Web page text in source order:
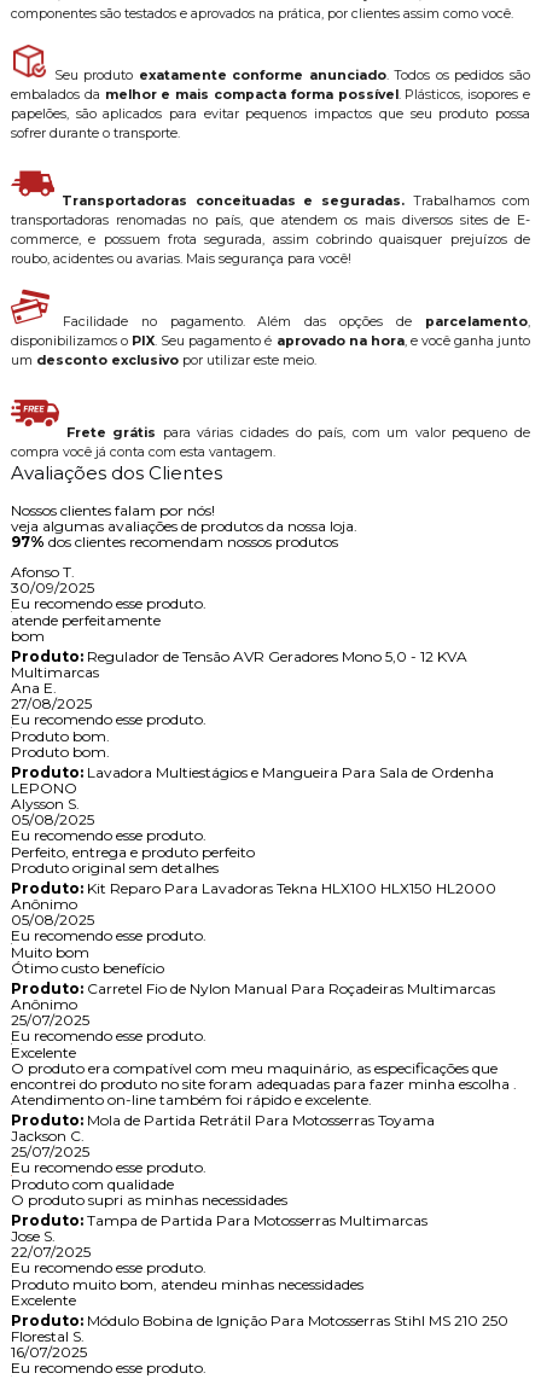
componentes são testados e aprovados na prática, por clientes assim como você.
Seu produto exatamente conforme anunciado. Todos os pedidos são
embalados da melhor e mais compacta forma possível . Plásticos, isopores e
papelões, são aplicados para evitar pequenos impactos que seu produto possa
sofrer durante o transporte.
Transportadoras conceituadas e seguradas. Trabalhamos com
transportadoras renomadas no país, que atendem os mais diversos sites de E-
commerce, e possuem frota segurada, assim cobrindo quaisquer prejuízos de
roubo, acidentes ou avarias. Mais segurança para você!
Facilidade no pagamento. Além das opções de parcelamento,
disponibilizamos o PIX. Seu pagamento é aprovado na hora, e você ganha junto
um desconto exclusivopor utilizar este meio.
Frete grátis para várias cidades do país, com um valor pequeno de
compra você já conta com esta vantagem.
Avaliações dos Clientes
Nossos clientes falam por nós!
veja algumas avaliações de produtos da nossa loja.
97% dos clientes recomendam nossos produtos
Afonso T.
30/09/2025
Eu recomendo esse produto.
atende perfeitamente
bom
Produto:Regulador de Tensão AVR Geradores Mono 5,0 - 12 KVA
Multimarcas
Ana E.
27/08/2025
Eu recomendo esse produto.
Produto bom.
Produto bom.
Produto:Lavadora Multiestágios e Mangueira Para Sala de Ordenha
LEPONO
Alysson S.
05/08/2025
Eu recomendo esse produto.
Perfeito, entrega e produto perfeito
Produto original sem detalhes
Produto:Kit Reparo Para Lavadoras Tekna HLX100 HLX150 HL2000
Anônimo
05/08/2025
Eu recomendo esse produto.
Muito bom
Ótimo custo benefício
Produto:Carretel Fio de Nylon Manual Para Roçadeiras Multimarcas
Anônimo
25/07/2025
Eu recomendo esse produto.
Excelente
O produto era compatível com meu maquinário, as especificações que
encontrei do produto no site foram adequadas para fazer minha escolha .
Atendimento on-line também foi rápido e excelente.
Produto:Mola de Partida Retrátil Para Motosserras Toyama
Jackson C.
25/07/2025
Eu recomendo esse produto.
Produto com qualidade
O produto supri as minhas necessidades
Produto:Tampa de Partida Para Motosserras Multimarcas
Jose S.
22/07/2025
Eu recomendo esse produto.
Produto muito bom, atendeu minhas necessidades
Excelente
Produto:Módulo Bobina de Ignição Para Motosserras Stihl MS 210 250
Florestal S.
16/07/2025
Eu recomendo esse produto.